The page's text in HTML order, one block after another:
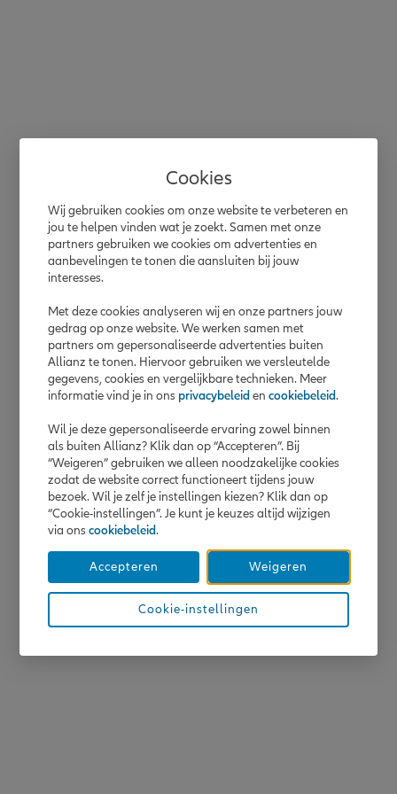
Cookies
Wij gebruiken cookies om onze website te verbeteren en
jou te helpen vinden wat je zoekt. Samen met onze
partners gebruiken we cookies om advertenties en
aanbevelingen te tonen die aansluiten bij jouw
interesses.
Met deze cookies analyseren wij en onze partners jouw
gedrag op onze website. We werken samen met
partners om gepersonaliseerde advertenties buiten
Allianz te tonen. Hiervoor gebruiken we versleutelde
gegevens, cookies en vergelijkbare technieken. Meer
informatie vind je in ons privacybeleid encookiebeleid.
Wil je deze gepersonaliseerde ervaring zowel binnen
als buiten Allianz? Klik dan op “Accepteren”. Bij
“Weigeren” gebruiken we alleen noodzakelijke cookies
zodat de website correct functioneert tijdens jouw
bezoek. Wil je zelf je instellingen kiezen? Klik dan op
“Cookie-instellingen”. Je kunt je keuzes altijd wijzigen
via onscookiebeleid.
Accepteren Weigeren
Cookie-instellingen